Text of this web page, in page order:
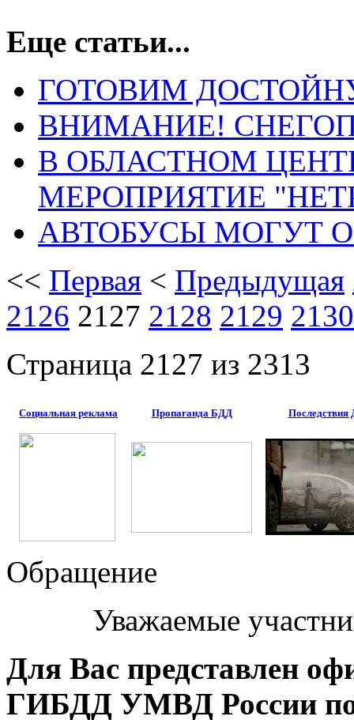
Еще статьи...
ГОТОВИМ
ВНИМАНИЕ!
В ОБЛАСТНОМ
МЕРОПРИЯТИЕ
АВТОБУСЫ МОГУТ
<< Первая < Предыдущая
2126 2127 2128 2129 2130
Страница 2127 из 2313
Социальная реклама Пропаганда БДД
Обращение
Уважаемые
Для Вас представлен
ГИБДД УМВД России по